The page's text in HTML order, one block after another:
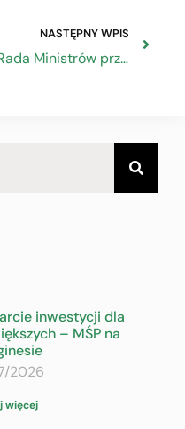
NASTĘPNY WPIS
Rada Ministrów przyjęła rozporządzenie w sprawie wsparcia uczestników obrotu gospodarczego poszkodowanych wskutek pandemii COVID-19, przedłożone przez Ministra Rozwoju, Pracy i Technologii.
inwestycji dla
– MŚP na
2026
więcej